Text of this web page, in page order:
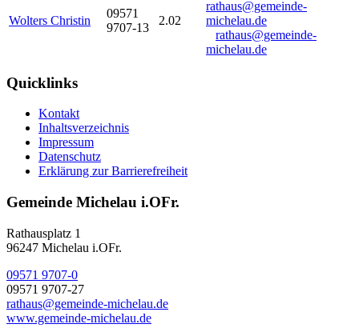
Wolters Christin
09571
9707-13
2.02
rathaus@gemeinde-
michelau.de
Quicklinks
Kontakt
Inhaltsverzeichnis
Impressum
Datenschutz
Erklärung zur Barrierefreiheit
Gemeinde Michelau i.OFr.
Rathausplatz 1
96247 Michelau i.OFr.
09571 9707-0
09571 9707-27
rathaus@gemeinde-michelau.de
www.gemeinde-michelau.de